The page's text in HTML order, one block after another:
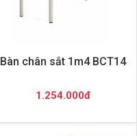
Bàn chân sắt 1m4 BCT14
1.254.000đ